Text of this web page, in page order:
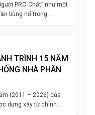
PRO Chất” như một
bùng nổ trong…
TRÌNH 15 NĂM
NHÀ PHÂN
(2011 – 2026) của
dựng xây từ chính…